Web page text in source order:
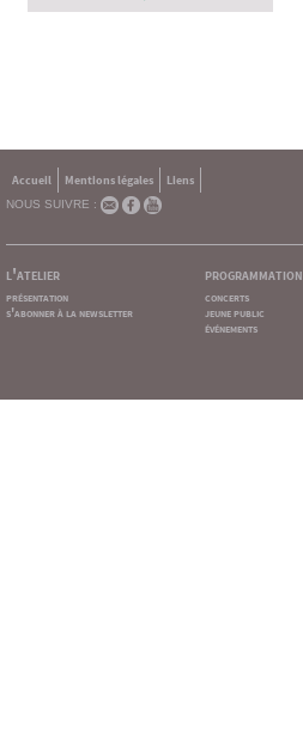
Accueil Mentions légales
Liens
NOUS SUIVRE :
l'atelier
présentation
s'abonner à la newsletter
programmation
concerts
jeune public
événements